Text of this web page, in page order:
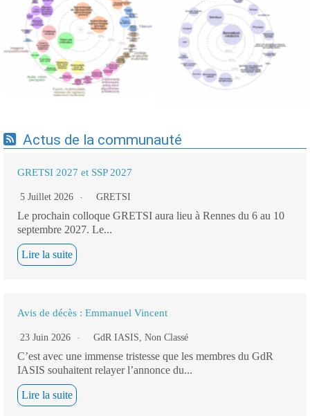
Expertises du GdR -
cartographie par Axes -
19/09/2025
Expertises du GdR -
cartographie par mots-clés
applicatifs - 19/09/2025
Actus de la communauté
GRETSI 2027 et SSP 2027
5 Juillet 2026 GRETSI
Le prochain colloque GRETSI aura lieu à Rennes du 6 au 10
septembre 2027. Le...
Lire la suite
Avis de décès : Emmanuel Vincent
23 Juin 2026 GdR IASIS, Non Classé
C’est avec une immense tristesse que les membres du GdR
IASIS souhaitent relayer l’annonce du...
Lire la suite